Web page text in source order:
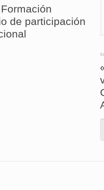
de participación